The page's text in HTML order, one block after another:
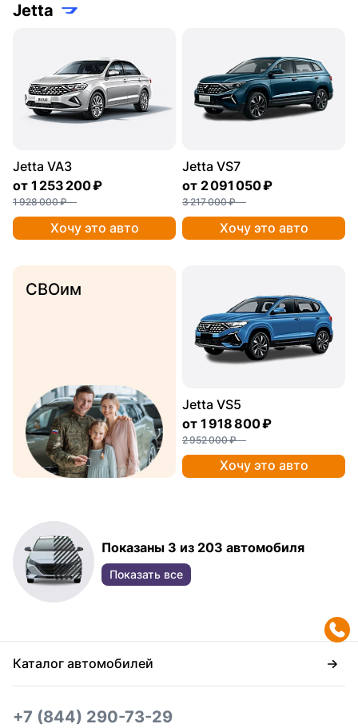
Jetta
Jetta VA3
от 1 253 200 ₽
1 928 000 ₽
Хочу это авто
Jetta VS7
от 2 091 050 ₽
3 217 000 ₽
Хочу это авто
СВОим
Jetta VS5
от 1 918 800 ₽
2 952 000 ₽
Хочу это авто
Показаны 3 из 203 автомобиля
Показать все
Каталог автомобилей
+7 (844) 290-73-29